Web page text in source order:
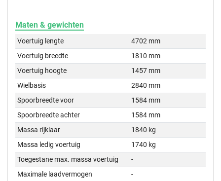
Maten & gewichten
Voertuig lengte
4702 mm
Voertuig breedte
1810 mm
Voertuig hoogte
1457 mm
Wielbasis
2840 mm
Spoorbreedte voor
1584 mm
Spoorbreedte achter
1584 mm
Massa rijklaar
1840 kg
Massa ledig voertuig
1740 kg
Toegestane max. massa voertuig
-
Maximale laadvermogen
-